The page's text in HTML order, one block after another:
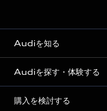
Audiを知る
Audi ブランド
Story of Progress
Audiを探す・体験する
ディーラー検索
購入を検討する